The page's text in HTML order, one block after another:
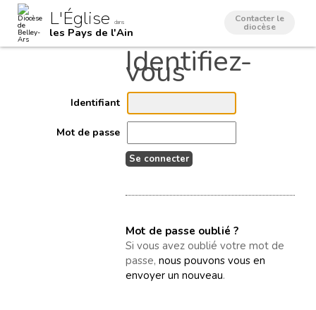
contenu.
Outils
personnels
L'Église dans
les Pays de l'Ain
Contacter le
diocèse
Identifiant
Mot de passe
Mot de passe oublié ?
Si vous avez oublié votre mot de
passe, nous pouvons vous en
envoyer un nouveau.